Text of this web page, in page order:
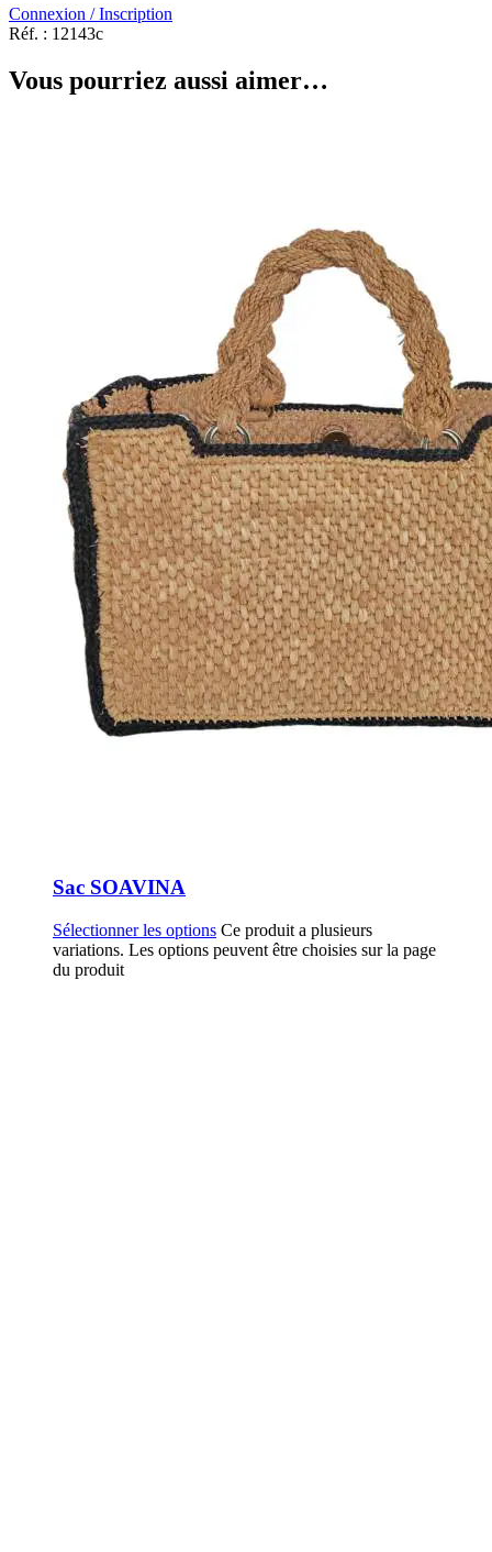
Connexion / Inscription
Réf. : 12143c
Vous pourriez aussi aimer…
Sac SOAVINA
Sélectionner les options Ce produit a plusieurs
variations. Les options peuvent être choisies sur la page
du produit